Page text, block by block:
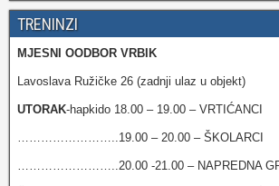
TRENINZI
MJESNI OODBOR VRBIK
Lavoslava Ružičke 26 (zadnji ulaz u objekt)
UTORAK-hapkido 18.00 – 19.00 – VRTIĆANCI
……………………..19.00 – 20.00 – ŠKOLARCI
……………………..20.00 -21.00 – NAPREDNA